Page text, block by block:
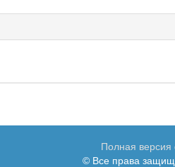
Полная версия
© Все права